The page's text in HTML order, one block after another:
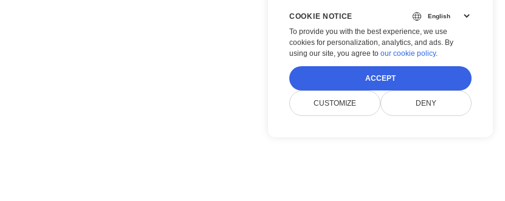
COOKIE NOTICE
To provide you with the best experience, we use
cookies for personalization, analytics, and ads. By
using our site, you agree to our cookie policy.
ACCEPT
CUSTOMIZE DENY